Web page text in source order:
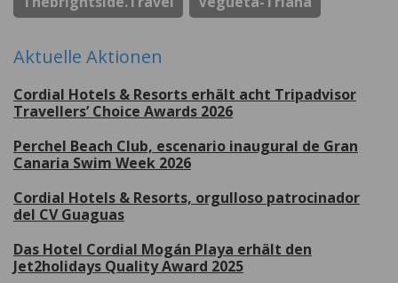
Aktuelle Aktionen
Cordial Hotels & Resorts erhält acht Tripadvisor
Travellers’ Choice Awards 2026
Perchel Beach Club, escenario inaugural de Gran
Canaria Swim Week 2026
Cordial Hotels & Resorts, orgulloso patrocinador
del CV Guaguas
Das Hotel Cordial Mogán Playa erhält den
Jet2holidays Quality Award 2025